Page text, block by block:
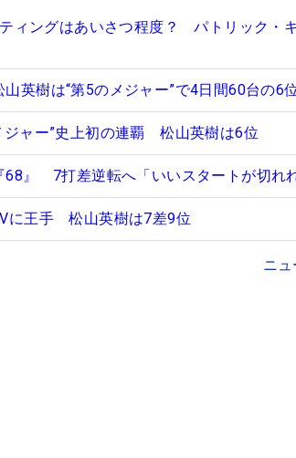
ィングはあいさつ程度？ パトリック・
英樹は“第5のメジャー”で4日間60台の6
ジャー”史上初の連覇 松山英樹は6位
』 7打差逆転へ「いいスタートが切れれ
に王手 松山英樹は7差9位
ニ